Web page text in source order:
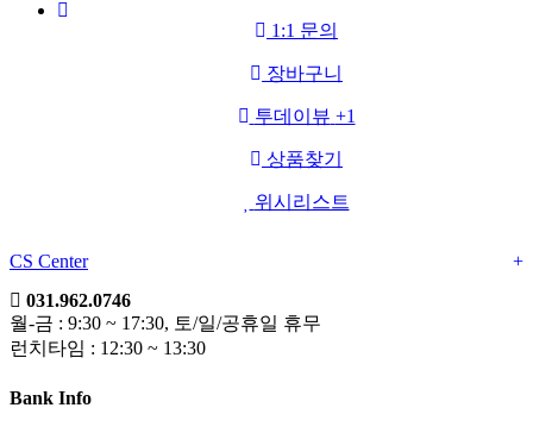
1:1 문의
장바구니
투데이뷰 +1
상품찾기
위시리스트
+
CS Center
031.962.0746
월-금 : 9:30 ~ 17:30, 토/일/공휴일 휴무
런치타임 : 12:30 ~ 13:30
Bank Info